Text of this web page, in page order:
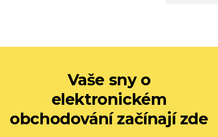
Vaše sny o
elektronickém
obchodování začínají zde